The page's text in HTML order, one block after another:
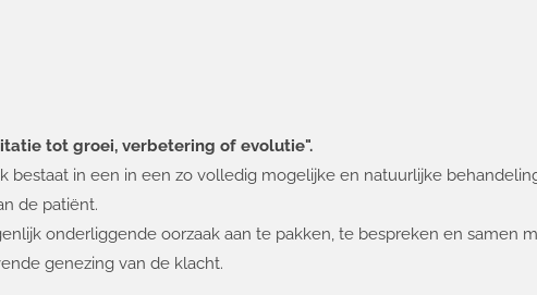
tot groei, verbetering of evolutie".
bestaat in een in een zo volledig mogelijke en natuurlijke
de patiënt.
onderliggende oorzaak aan te pakken, te bespreken en samen
genezing van de klacht.